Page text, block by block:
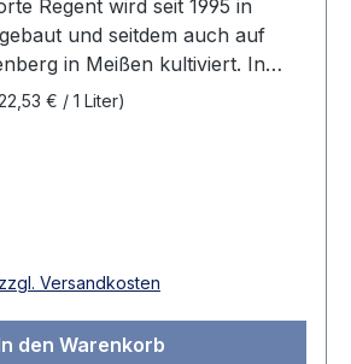
Regent wird seit 1995 in
und seitdem auch auf
in Meißen kultiviert. In
mit dieser Sorte bestockte
Die die
Terrassenmauern
Umfeld die besten
für unsere Qualitätsweine.
€ / 1 Liter)
Versandkosten
den Warenkorb